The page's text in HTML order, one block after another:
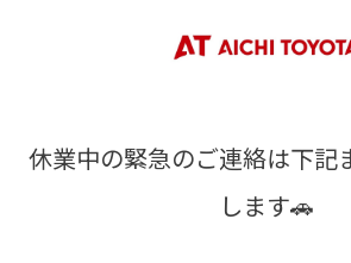
休業中の緊急のご連絡は下記
します🚗